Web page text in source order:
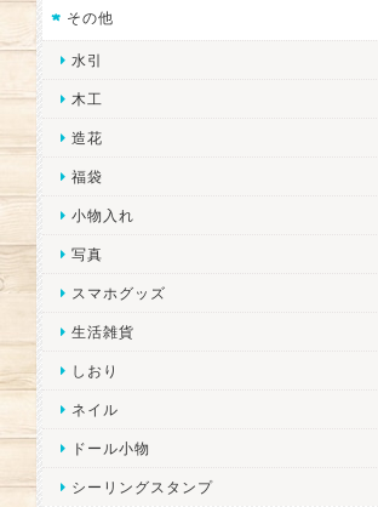
その他
水引
木工
造花
福袋
小物入れ
写真
スマホグッズ
生活雑貨
しおり
ネイル
ドール小物
シーリングスタンプ